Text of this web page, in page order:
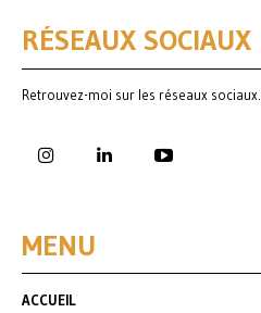
RÉSEAUX SOCIAUX
Retrouvez-moi sur les réseaux sociaux.
MENU
ACCUEIL